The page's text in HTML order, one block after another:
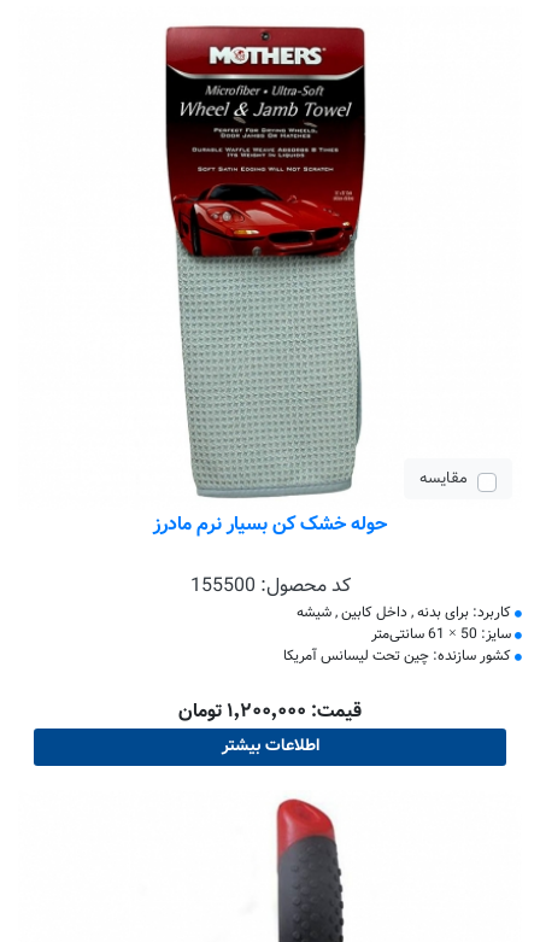
مقایسه
حوله خشک کن بسیار نرم مادرز
کد محصول: 155500
کاربرد: برای بدنه , داخل کابین , شیشه
سایز: 50 × 61 سانتی‌متر
کشور سازنده: چین تحت لیسانس آمریکا
قیمت: ۱٬۲۰۰٬۰۰۰ تومان
اطلاعات بیشتر